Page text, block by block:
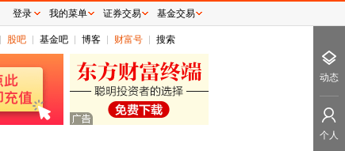
股吧 基金吧 博客 财富号 搜索
登录 我的菜单 证券交易 基金交易
动态
个人